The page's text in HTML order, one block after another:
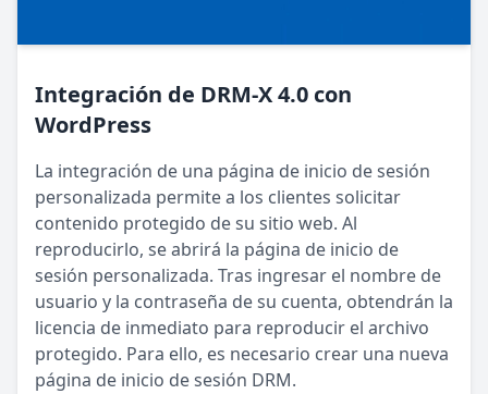
Integración de DRM-X 4.0 con
WordPress
La integración de una página de inicio de sesión
personalizada permite a los clientes solicitar
contenido protegido de su sitio web. Al
reproducirlo, se abrirá la página de inicio de
sesión personalizada. Tras ingresar el nombre de
usuario y la contraseña de su cuenta, obtendrán la
licencia de inmediato para reproducir el archivo
protegido. Para ello, es necesario crear una nueva
página de inicio de sesión DRM.